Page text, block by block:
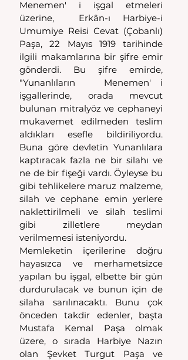
Menemen' i işgal etmeleri
üzerine,  Erkân-ı Harbiye-i
Umumiye Reisi Cevat (Çobanlı)
Paşa, 22 Mayıs 1919 tarihinde
ilgili makamlarına bir şifre emir
gönderdi. Bu şifre emirde,
"Yunanlıların   Menemen' i
işgallerinde, orada mevcut
bulunan mitralyöz ve cephaneyi
mukavemet edilmeden teslim
aldıkları esefle bildiriliyordu.
Buna göre devletin Yunanlılara
kaptıracak fazla ne bir silahı ve
ne de bir fişeği vardı. Öyleyse bu
gibi tehlikelere maruz malzeme,
silah ve cephane emin yerlere
naklettirilmeli ve silah teslimi
gibi zilletlere meydan
verilmemesi isteniyordu.
Memleketin içerilerine doğru
hayasızca  ve  merhametsizce
yapılan bu işgal, elbette bir gün
durdurulacak ve bunun için de
silaha sarılınacaktı. Bunu çok
önceden takdir edenler, başta
Mustafa Kemal Paşa olmak
üzere, o sırada Harbiye Nazın
olan Şevket Turgut Paşa ve